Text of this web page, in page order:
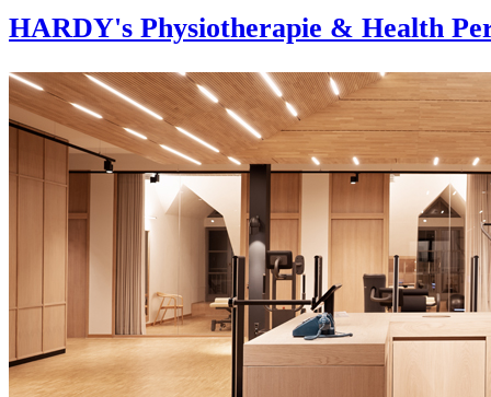
HARDY's Physiotherapie & Health